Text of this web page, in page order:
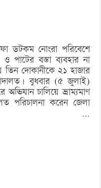
ডটকম নোংরা পরিবেশে
পাটের বস্তা ব্যবহার না
তিন দোকানীকে ২১ হাজার
বুধবার (৫ জুলাই)
চালিয়ে ভ্রাম্যমাণ
পরিচালনা করেন জেলা
…